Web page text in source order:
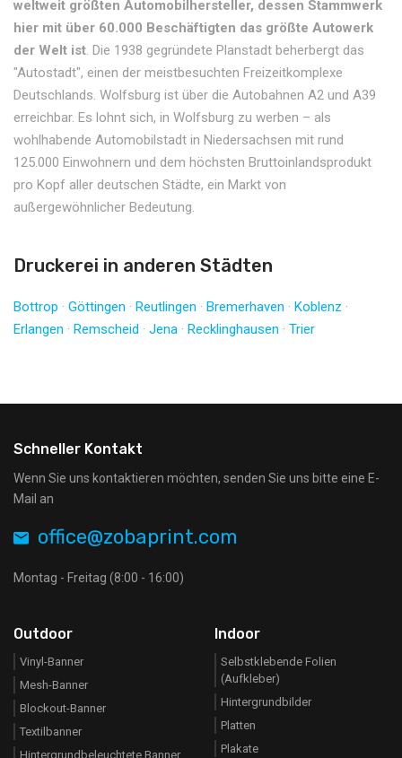
weltweit größten Automobilhersteller, dessen Stammwerk
hier mit über 60.000 Beschäftigten das größte Autowerk
der Welt ist. Die 1938 gegründete Planstadt beherbergt das
"Autostadt", einen der meistbesuchten Freizeitkomplexe
Deutschlands. Wolfsburg ist über die Autobahnen A2 und A39
erreichbar. Es lohnt sich, in Wolfsburg zu werben – als
wohlhabende Automobilstadt in Niedersachsen mit rund
125.000 Einwohnern und dem höchsten Bruttoinlandsprodukt
pro Kopf aller deutschen Städte, ein Markt von
außergewöhnlicher Bedeutung.
Druckerei in anderen Städten
Bottrop · Göttingen · Reutlingen · Bremerhaven · Koblenz ·
Erlangen · Remscheid · Jena · Recklinghausen · Trier
Schneller Kontakt
Wenn Sie uns kontaktieren möchten, senden Sie uns bitte eine E-
Mail an
office@zobaprint.com
Montag - Freitag (8:00 - 16:00)
Outdoor
Vinyl-Banner
Mesh-Banner
Blockout-Banner
Textilbanner
Hintergrundbeleuchtete Banner
Indoor
Selbstklebende Folien
(Aufkleber)
Hintergrundbilder
Platten
Plakate